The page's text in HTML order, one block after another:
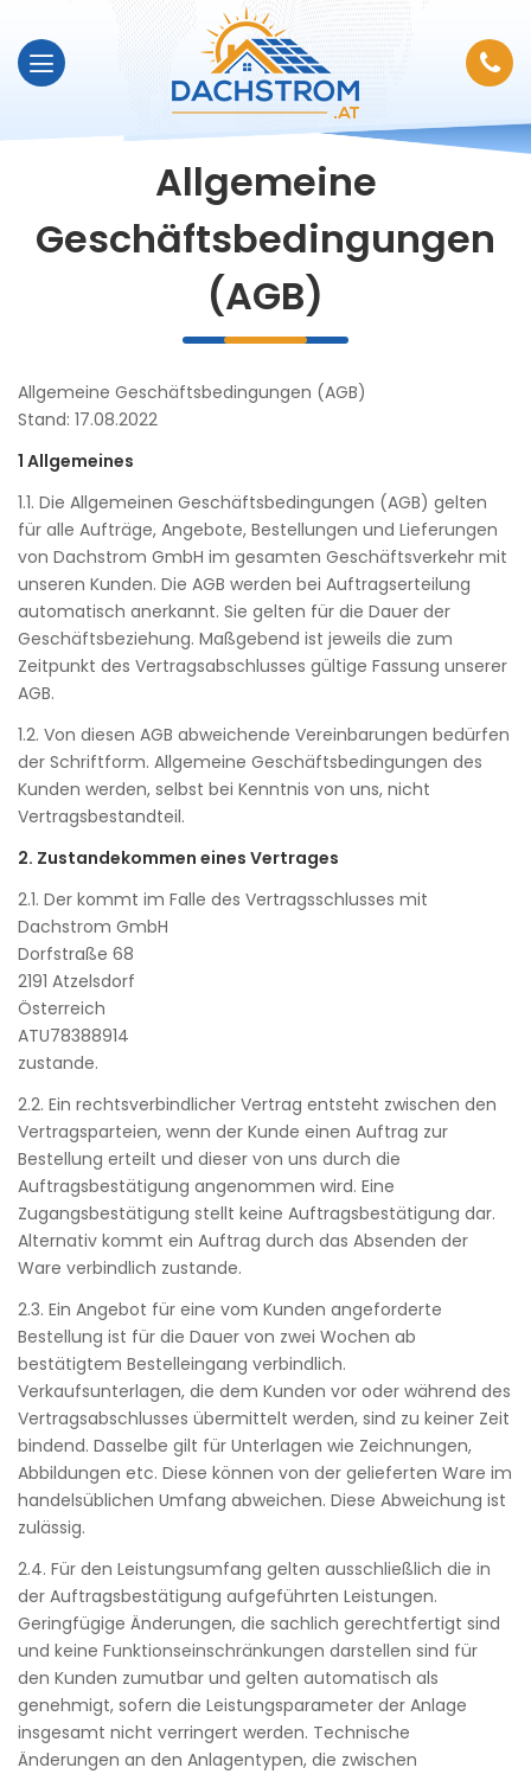
Allgemeine
Geschäftsbedingungen
(AGB)
Allgemeine Geschäftsbedingungen (AGB)
Stand: 17.08.2022
1 Allgemeines
1.1. Die Allgemeinen Geschäftsbedingungen (AGB) gelten
für alle Aufträge, Angebote, Bestellungen und Lieferungen
von Dachstrom GmbH im gesamten Geschäftsverkehr mit
unseren Kunden. Die AGB werden bei Auftragserteilung
automatisch anerkannt. Sie gelten für die Dauer der
Geschäftsbeziehung. Maßgebend ist jeweils die zum
Zeitpunkt des Vertragsabschlusses gültige Fassung unserer
AGB.
1.2. Von diesen AGB abweichende Vereinbarungen bedürfen
der Schriftform. Allgemeine Geschäftsbedingungen des
Kunden werden, selbst bei Kenntnis von uns, nicht
Vertragsbestandteil.
2. Zustandekommen eines Vertrages
2.1. Der kommt im Falle des Vertragsschlusses mit
Dachstrom GmbH
Dorfstraße 68
2191 Atzelsdorf
Österreich
ATU78388914
zustande.
2.2. Ein rechtsverbindlicher Vertrag entsteht zwischen den
Vertragsparteien, wenn der Kunde einen Auftrag zur
Bestellung erteilt und dieser von uns durch die
Auftragsbestätigung angenommen wird. Eine
Zugangsbestätigung stellt keine Auftragsbestätigung dar.
Alternativ kommt ein Auftrag durch das Absenden der
Ware verbindlich zustande.
2.3. Ein Angebot für eine vom Kunden angeforderte
Bestellung ist für die Dauer von zwei Wochen ab
bestätigtem Bestelleingang verbindlich.
Verkaufsunterlagen, die dem Kunden vor oder während des
Vertragsabschlusses übermittelt werden, sind zu keiner Zeit
bindend. Dasselbe gilt für Unterlagen wie Zeichnungen,
Abbildungen etc. Diese können von der gelieferten Ware im
handelsüblichen Umfang abweichen. Diese Abweichung ist
zulässig.
2.4. Für den Leistungsumfang gelten ausschließlich die in
der Auftragsbestätigung aufgeführten Leistungen.
Geringfügige Änderungen, die sachlich gerechtfertigt sind
und keine Funktionseinschränkungen darstellen sind für
den Kunden zumutbar und gelten automatisch als
genehmigt, sofern die Leistungsparameter der Anlage
insgesamt nicht verringert werden. Technische
Änderungen an den Anlagentypen, die zwischen